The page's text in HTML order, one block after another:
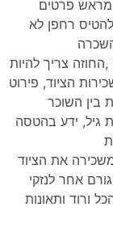
מראש פרטים
רחפן לא
צריך להיות
הציוד, פירוט
בין השוכר
גיל, ידע בהטסה
את הציוד
אחר לנזקי
ורוד ותאונות